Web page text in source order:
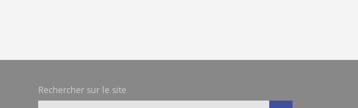
Rechercher sur le site